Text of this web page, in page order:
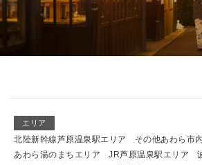
エリア
北陸新幹線芦原温泉駅エリア
その他あわら市
あわら湯のまちエリア
JR芦原温泉駅エリア